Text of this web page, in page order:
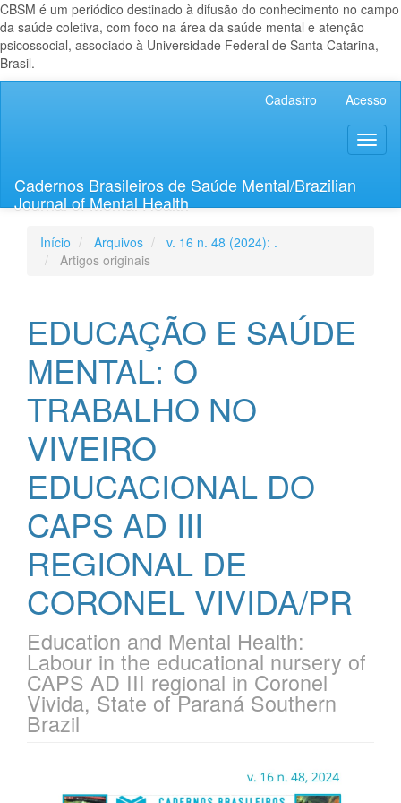
CBSM é um periódico destinado à difusão do conhecimento no campo
da saúde coletiva, com foco na área da saúde mental e atenção
psicossocial, associado à Universidade Federal de Santa Catarina,
Brasil.
Lateral
Cadastro Acesso
Cadernos Brasileiros de Saúde Mental/Brazilian
Journal of Mental Health
Início Arquivos
v. 16 n. 48 (2024): .
Artigos originais
EDUCAÇÃO E SAÚDE
MENTAL: O
TRABALHO NO
VIVEIRO
EDUCACIONAL DO
CAPS AD III
REGIONAL DE
CORONEL VIVIDA/PR
Education and Mental Health:
Labour in the educational nursery of
CAPS AD III regional in Coronel
Vivida, State of Paraná Southern
Brazil